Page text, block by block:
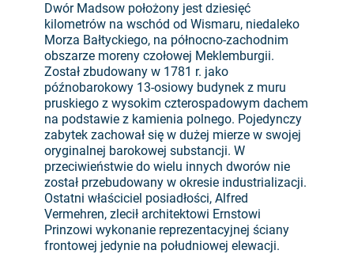
Dwór Madsow położony jest dziesięć
kilometrów na wschód od Wismaru, niedaleko
Morza Bałtyckiego, na północno-zachodnim
obszarze moreny czołowej Meklemburgii.
Został zbudowany w 1781 r. jako
późnobarokowy 13-osiowy budynek z muru
pruskiego z wysokim czterospadowym dachem
na podstawie z kamienia polnego. Pojedynczy
zabytek zachował się w dużej mierze w swojej
oryginalnej barokowej substancji. W
przeciwieństwie do wielu innych dworów nie
został przebudowany w okresie industrializacji.
Ostatni właściciel posiadłości, Alfred
Vermehren, zlecił architektowi Ernstowi
Prinzowi wykonanie reprezentacyjnej ściany
frontowej jedynie na południowej elewacji.